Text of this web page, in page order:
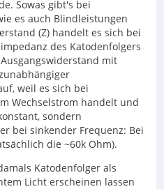
Sowas gibt's bei
es auch Blindleistungen
(Z) handelt es sich bei
des Katodenfolgers
mit
weil es sich bei
Wechselstrom handelt und
sondern
bei sinkender Frequenz: Bei
die ~60k Ohm).
Katodenfolger als
Licht erscheinen lassen